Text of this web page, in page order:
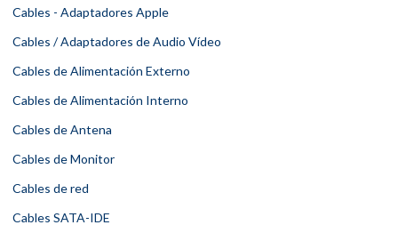
Cables - Adaptadores Apple
Cables / Adaptadores de Audio Vídeo
Cables de Alimentación Externo
Cables de Alimentación Interno
Cables de Antena
Cables de Monitor
Cables de red
Cables SATA-IDE